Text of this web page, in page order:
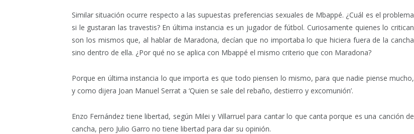
Similar situación ocurre respecto a las supuestas preferencias sexuales de Mbappé. ¿Cuál es el problema
si le gustaran las travestis? En última instancia es un jugador de fútbol. Curiosamente quienes lo critican
son los mismos que, al hablar de Maradona, decían que no importaba lo que hiciera fuera de la cancha
sino dentro de ella. ¿Por qué no se aplica con Mbappé el mismo criterio que con Maradona?
Porque en última instancia lo que importa es que todo piensen lo mismo, para que nadie piense mucho,
y como dijera Joan Manuel Serrat a ‘Quien se sale del rebaño, destierro y excomunión’.
Enzo Fernández tiene libertad, según Milei y Villarruel para cantar lo que canta porque es una canción de
cancha, pero Julio Garro no tiene libertad para dar su opinión.